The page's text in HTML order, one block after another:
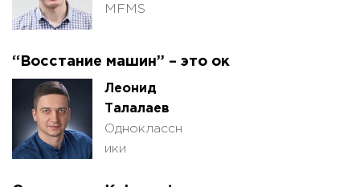
MFMS
“Восстание машин” – это ок
Леонид
Талалаев
Одноклассн
ики